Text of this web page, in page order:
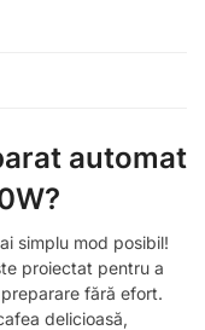
automat
simplu mod posibil!
proiectat pentru a
fără efort.
delicioasă,